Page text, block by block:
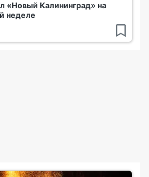
«Новый Калининград» на
неделе